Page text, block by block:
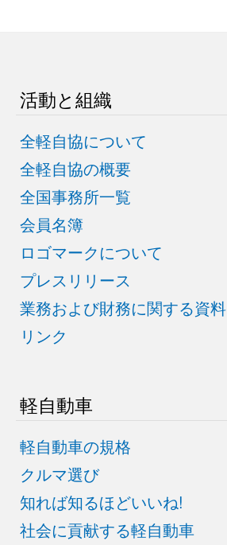
活動と組織
全軽自協について
全軽自協の概要
全国事務所一覧
会員名簿
ロゴマークについて
プレスリリース
業務および財務に関する資料
リンク
軽自動車
軽自動車の規格
クルマ選び
知れば知るほどいいね!
社会に貢献する軽自動車